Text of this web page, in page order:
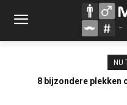
NU
8 bijzondere plekken